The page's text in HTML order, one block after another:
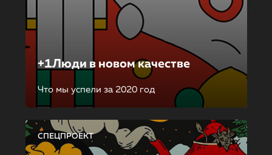
+1Люди в новом качестве
Что мы успели за 2020 год
СПЕЦПРОЕКТ